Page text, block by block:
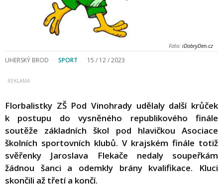
Foto: iDobryDen.cz
UHERSKÝ BROD SPORT 15 / 12 / 2023
Florbalistky ZŠ Pod Vinohrady udělaly další krůček
k postupu do vysněného republikového finále
soutěže základních škol pod hlavičkou Asociace
školních sportovních klubů. V krajském finále totiž
svěřenky Jaroslava Flekače nedaly soupeřkám
žádnou šanci a odemkly brány kvalifikace. Kluci
skončili až třetí a končí.